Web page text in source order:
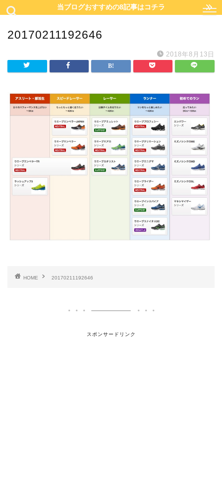
当ブログおすすめの8記事はコチラ
20170211192646
2018年8月13日
HOME 20170211192646
スポンサードリンク